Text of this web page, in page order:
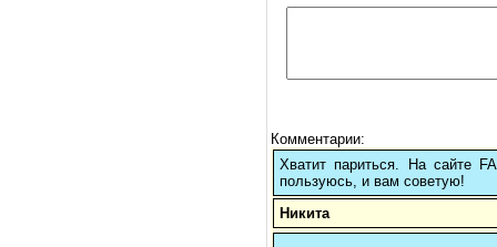
Комментарии:
Хватит париться. На сайте
пользуюсь, и вам советую!
Никита